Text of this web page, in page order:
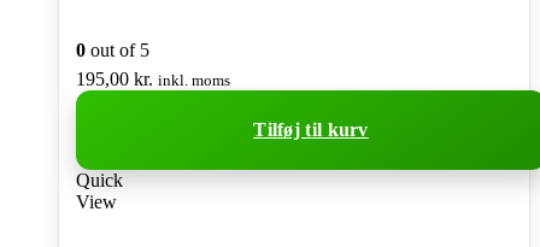
0 out of 5
195,00 kr. inkl. moms
Tilføj til kurv
Quick
View